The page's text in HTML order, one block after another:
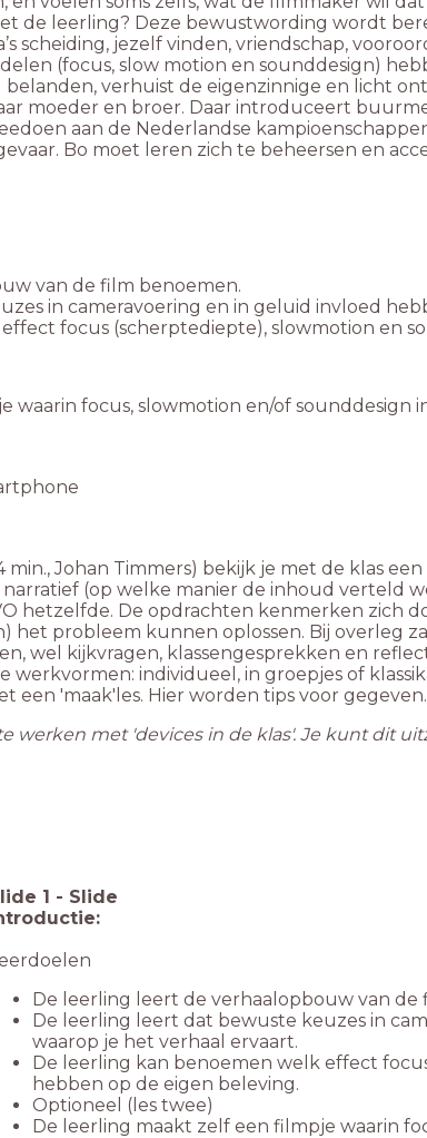
de leerling? Deze bewustwording wordt
scheiding, jezelf vinden, vriendschap,
(focus, slow motion en sounddesign)
verhuist de eigenzinnige en licht
moeder en broer. Daar introduceert
aan de Nederlandse
van de film benoemen.
in cameravoering en in geluid invloed
focus (scherptediepte), slowmotion en
waarin focus, slowmotion en/of sounddesign
min., Johan Timmers) bekijk je met de klas
(op welke manier de inhoud verteld
hetzelfde. De opdrachten kenmerken zich
het probleem kunnen oplossen. Bij overleg
wel kijkvragen, klassengesprekken en
individueel, in groepjes of
een 'maak'les. Hier worden tips voor gegeven.
werken met 'devices in de klas'. Je kunt dit
1 - Slide
De leerling leert de verhaalopbouw van de
De leerling leert dat bewuste keuzes in
waarop je het verhaal ervaart.
De leerling kan benoemen welk effect
hebben op de eigen beleving.
Optioneel (les twee)
De leerling maakt zelf een filmpje waarin